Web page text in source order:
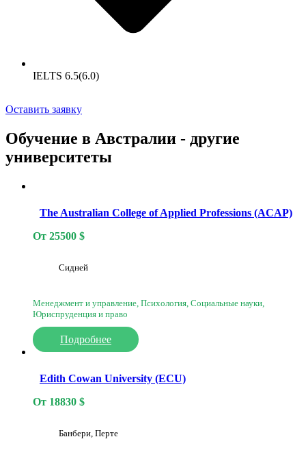
IELTS 6.5(6.0)
Оставить заявку
Обучение в Австралии - другие
университеты
The Australian College of Applied Professions (ACAP)
От 25500 $
Сидней
Менеджмент и управление, Психология, Социальные науки,
Юриспруденция и право
Подробнее
Edith Cowan University (ECU)
От 18830 $
Банбери, Перте